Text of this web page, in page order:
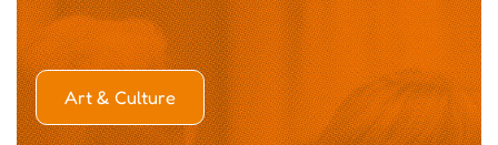
Art & Culture